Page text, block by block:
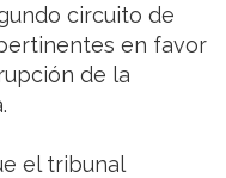
circuito de
en favor
de la
el tribunal